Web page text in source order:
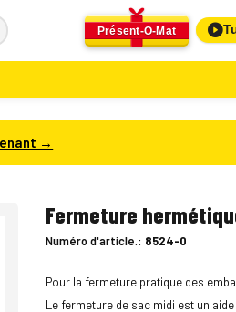
Présent-O-Mat
→
Fermeture
Numéro d'article.: 8524-0
Pour la fermeture pratique des
Le fermeture de sac midi est un